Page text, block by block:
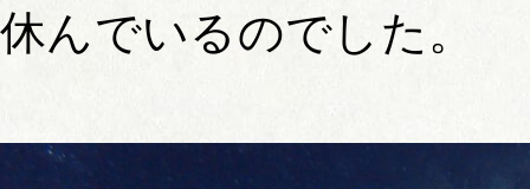
休んでいるのでした。